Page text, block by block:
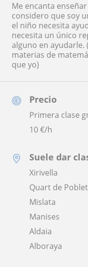
Precio
Primera clase
10€/h
Suele dar
Xirivella
Quart de Poblet
Mislata
Manises
Aldaia
Alboraya
Me encanta
considero que soy
el niño necesita
necesita un único
alguno en ayudarle.
materias de
que yo)